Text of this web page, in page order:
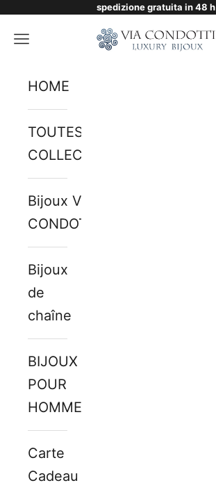
Passer au contenuspedizione gratuita in 48 h
Via Condotti Store
Menu
HOME
TOUTES LES
COLLECTIONS
Bijoux VIA
CONDOTTI
Bijoux
de
chaîne
BIJOUX
POUR
HOMMES
Carte
Cadeau